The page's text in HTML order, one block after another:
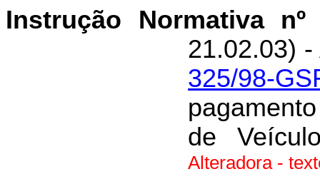
Instrução Normativa nº
21.02.03)
325/98-
de
Alteradora -